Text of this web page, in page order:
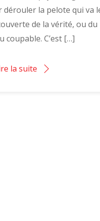
la pelote qui va
de la vérité, ou du
coupable. C’est […]
la suite